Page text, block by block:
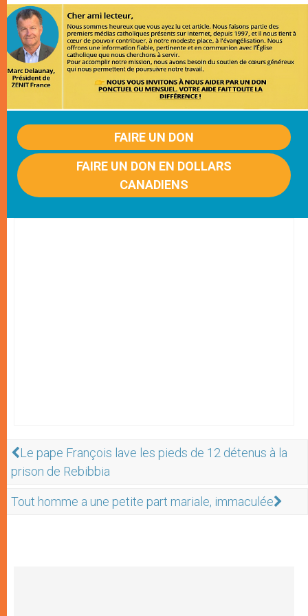
FAIRE UN DON
FAIRE UN DON EN DOLLARS
CANADIENS
Le pape François lave les pieds de 12 détenus à la
prison de Rebibbia
Tout homme a une petite part mariale, immaculée